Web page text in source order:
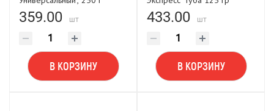
(Россия)
359.00 шт
В КОРЗИНУ
433.00 шт
В КОРЗИНУ